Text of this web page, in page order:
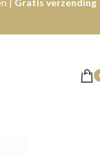
| Gratis verzending